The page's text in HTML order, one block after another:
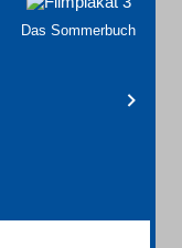
Das Sommerbuch